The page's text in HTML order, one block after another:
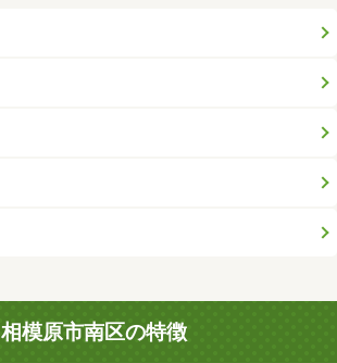
相模原市南区の特徴